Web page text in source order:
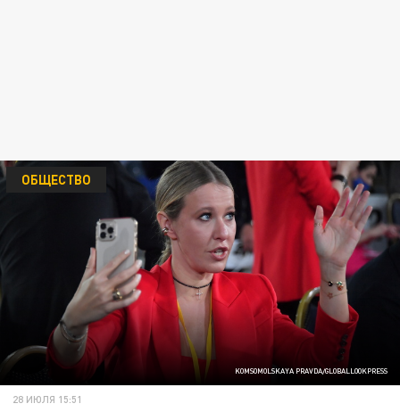
KOMSOMOLSKAYA PRAVDA/GLOBALLOOKPRESS
ОБЩЕСТВО
28 ИЮЛЯ 15:51